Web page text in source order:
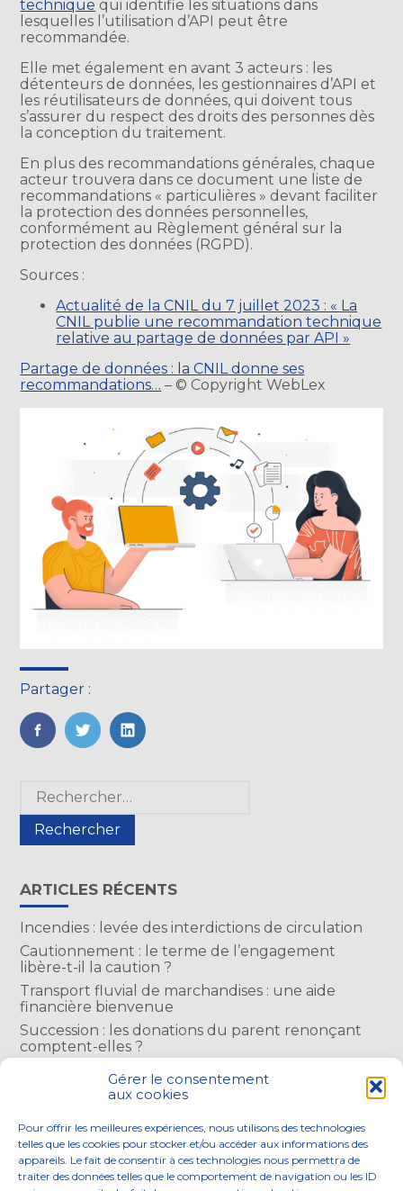
Gérer le consentement
aux cookies
Pour offrir les meilleures expériences, nous utilisons des technologies
telles que les cookies pour stocker et/ou accéder aux informations des
appareils. Le fait de consentir à ces technologies nous permettra de
traiter des données telles que le comportement de navigation ou les ID
technique qui identifie les situations dans
lesquelles l’utilisation d’API peut être
recommandée.
Elle met également en avant 3 acteurs : les
détenteurs de données, les gestionnaires d’API et
les réutilisateurs de données, qui doivent tous
s’assurer du respect des droits des personnes dès
la conception du traitement.
En plus des recommandations générales, chaque
acteur trouvera dans ce document une liste de
recommandations « particulières » devant faciliter
la protection des données personnelles,
conformément au Règlement général sur la
protection des données (RGPD).
Sources :
Actualité de la CNIL du 7 juillet 2023 : « La
CNIL publie une recommandation technique
relative au partage de données par API »
Partage de données : la CNIL donne ses
recommandations… – © Copyright WebLex
Partager :
FaceBook
TwitterLinkedIn
Blog
sidebar
Rechercher :
ARTICLES RÉCENTS
Incendies : levée des interdictions de circulation
Cautionnement : le terme de l’engagement
libère-t-il la caution ?
Transport fluvial de marchandises : une aide
financière bienvenue
Succession : les donations du parent renonçant
comptent-elles ?
Encadrement des loyers : une année de plus
COMMENTAIRES RÉCENTS